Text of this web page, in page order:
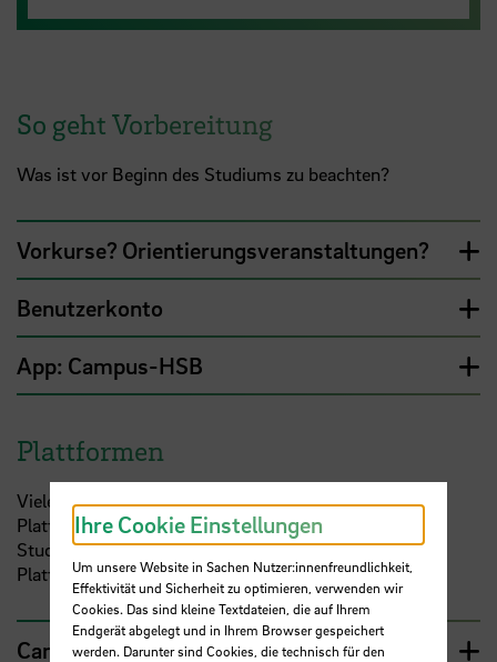
So geht Vorbereitung
Was ist vor Beginn des Studiums zu beachten?
Vorkurse? Orientierungsveranstaltungen?
Benutzerkonto
App: Campus-HSB
Plattformen
Viele Infos und Materialien sind digital abrufbar. Die
Plattformen der HSB sind daher unverzichtbar im
Studium. Ein Grund mehr, sich die verschiedenen
Plattformen frühzeitig anzusehen.
CampInO
Ihre Cookie Einstellungen
Um unsere Website in Sachen Nutzer:innenfreundlichkeit,
Effektivität und Sicherheit zu optimieren, verwenden wir
Cookies. Das sind kleine Textdateien, die auf Ihrem
Endgerät abgelegt und in Ihrem Browser gespeichert
werden. Darunter sind Cookies, die technisch für den